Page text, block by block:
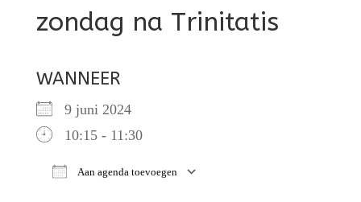
zondag na Trinitatis
WANNEER
9 juni 2024
10:15 - 11:30
Aan agenda toevoegen